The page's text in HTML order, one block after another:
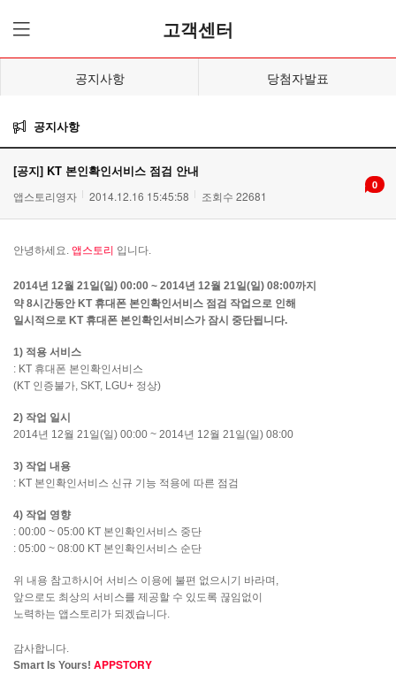
고객센터
공지사항 당첨자발표
공지사항
[공지] KT 본인확인서비스 점검 안내
앱스토리영자 2014.12.16 15:45:58 조회수 22681
0
안녕하세요. 앱스토리 입니다.
2014년 12월 21일(일) 00:00 ~ 2014년 12월 21일(일) 08:00까지
약 8시간동안 KT 휴대폰 본인확인서비스 점검 작업으로 인해
일시적으로 KT 휴대폰 본인확인서비스가 잠시 중단됩니다.
1) 적용 서비스
: KT 휴대폰 본인확인서비스
(KT 인증불가, SKT, LGU+ 정상)
2) 작업 일시
2014년 12월 21일 (일 ) 00:00 ~ 2014년 12월 21일 (일 ) 08:00
3) 작업 내용
: KT 본인확인서비스 신규 기능 적용에 따른 점검
4) 작업 영향
: 00:00 ~ 05:00 KT 본인확인서비스 중단
: 05:00 ~ 08:00 KT 본인확인서비스 순단
위 내용 참고하시어 서비스 이용에 불편 없으시기 바라며 ,
앞으로도 최상의 서비스를 제공할 수 있도록 끊임없이
노력하는 앱스토리가 되겠습니다.
감사합니다.
Smart Is Yours! APPSTORY